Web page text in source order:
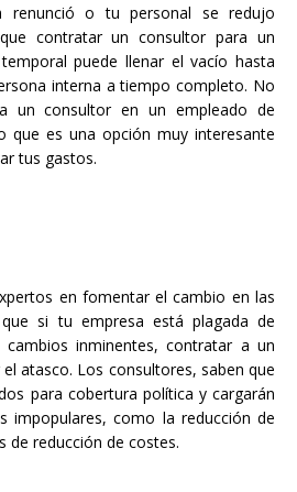
renunció o tu personal se redujo
contratar un consultor para un
puede llenar el vacío hasta
interna a tiempo completo. No
un consultor en un empleado de
que es una opción muy interesante
tus gastos.
en fomentar el cambio en las
si tu empresa está plagada de
cambios inminentes, contratar a un
atasco. Los consultores, saben que
para cobertura política y cargarán
impopulares, como la reducción de
de reducción de costes.